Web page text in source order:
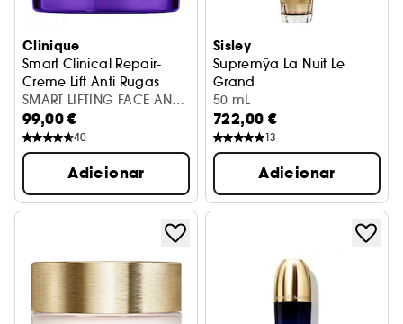
Clinique
Smart Clinical Repair-
Creme Lift Anti Rugas
SMART LIFTING FACE AND
NECK CREAM 50ML
99,00 €
40
Adicionar
Sisley
Supremÿa La Nuit Le
Grand
Tratamento Anti-Idade
50 mL
722,00 €
13
Adicionar